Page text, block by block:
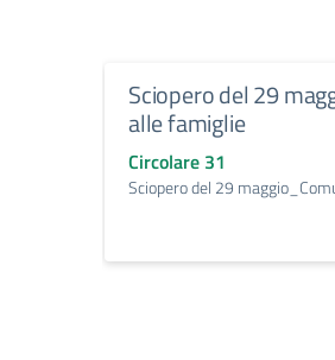
Sciopero del 29
alle famiglie
Circolare 31
Sciopero del 29